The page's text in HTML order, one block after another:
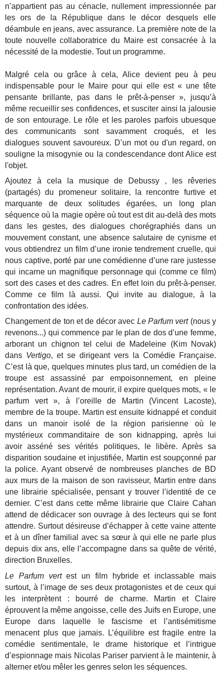
n’appartient pas au cénacle, nullement impressionnée par
les ors de la République dans le décor desquels elle
déambule en jeans, avec assurance. La première note de la
toute nouvelle collaboratrice du Maire est consacrée à la
nécessité de la modestie. Tout un programme.
Malgré cela ou grâce à cela, Alice devient peu à peu
indispensable pour le Maire pour qui elle est « une tête
pensante brillante, pas dans le prêt-à-penser », jusqu’à
même recueillir ses confidences, et susciter ainsi la jalousie
de son entourage. Le rôle et les paroles parfois ubuesque
des communicants sont savamment croqués, et les
dialogues souvent savoureux. D’un mot ou d'un regard, on
souligne la misogynie ou la condescendance dont Alice est
l'objet.
Ajoutez à cela la musique de Debussy , les rêveries
(partagés) du promeneur solitaire, la rencontre furtive et
marquante de deux solitudes égarées, un long plan
séquence où la magie opère où tout est dit au-delà des mots
dans les gestes, des dialogues chorégraphiés dans un
mouvement constant, une absence salutaire de cynisme et
vous obtiendrez un film d’une ironie tendrement cruelle, qui
nous captive, porté par une comédienne d’une rare justesse
qui incarne un magnifique personnage qui (comme ce film)
sort des cases et des cadres. En effet loin du prêt-à-penser.
Comme ce film là aussi. Qui invite au dialogue, à la
confrontation des idées.
Changement de ton et de décor avec Le Parfum vert (nous y
revenons...) qui commence par le plan de dos d’une femme,
arborant un chignon tel celui de Madeleine (Kim Novak)
dans Vertigo, et se dirigeant vers la Comédie Française.
C’est là que, quelques minutes plus tard, un comédien de la
troupe est assassiné par empoisonnement, en pleine
représentation. Avant de mourir, il expire quelques mots, « le
parfum vert », à l’oreille de Martin (Vincent Lacoste),
membre de la troupe. Martin est ensuite kidnappé et conduit
dans un manoir isolé de la région parisienne où le
mystérieux commanditaire de son kidnapping, après lui
avoir asséné ses vérités politiques, le libère. Après sa
disparition soudaine et injustifiée, Martin est soupçonné par
la police. Ayant observé de nombreuses planches de BD
aux murs de la maison de son ravisseur, Martin entre dans
une librairie spécialisée, pensant y trouver l’identité de ce
dernier. C’est dans cette même librairie que Claire Cahan
attend de dédicacer son ouvrage à des lecteurs qui se font
attendre. Surtout désireuse d’échapper à cette vaine attente
et à un dîner familial avec sa sœur à qui elle ne parle plus
depuis dix ans, elle l’accompagne dans sa quête de vérité,
direction Bruxelles.
Le Parfum vertest un film hybride et inclassable mais
surtout, à l’image de ses deux protagonistes et de ceux qui
les interprètent : bourré de charme. Martin et Claire
éprouvent la même angoisse, celle des Juifs en Europe, une
Europe dans laquelle le fascisme et l’antisémitisme
menacent plus que jamais. L’équilibre est fragile entre la
comédie sentimentale, le drame historique et l’intrigue
d’espionnage mais Nicolas Pariser parvient à le maintenir, à
alterner et/ou mêler les genres selon les séquences.